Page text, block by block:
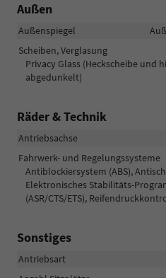
Außen
Außenspiegel
Scheiben, Verglasung
Privacy Glass (Heckscheibe und
abgedunkelt)
Räder & Technik
Antriebsachse
Fahrwerk- und Regelungssysteme
Antiblockiersystem (ABS),
Elektronisches Stabilitäts-
(ASR/CTS/ETS),
Sonstiges
Antriebsart